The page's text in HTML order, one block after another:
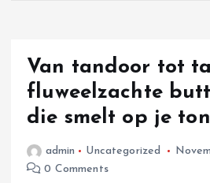
Van tandoor tot
fluweelzachte
die smelt op je
admin Uncategorized
0 Comments